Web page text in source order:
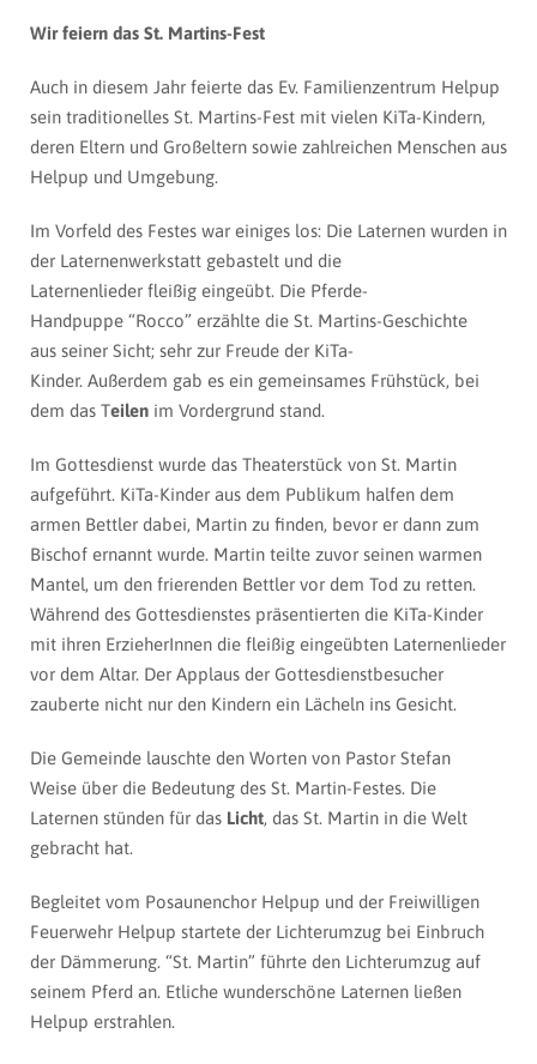
Wir feiern das St. Martins-Fest
Auch in diesem Jahr feierte das Ev. Familienzentrum Helpup
sein traditionelles St. Martins-Fest mit vielen KiTa-Kindern,
deren Eltern und Großeltern sowie zahlreichen Menschen aus
Helpup und Umgebung.
Im Vorfeld des Festes war einiges los: Die Laternen wurden in
der Laternenwerkstatt gebastelt und die
Laternenlieder fleißig eingeübt. Die Pferde-
Handpuppe “Rocco” erzählte die St. Martins-Geschichte
aus seiner Sicht; sehr zur Freude der KiTa-
Kinder. Außerdem gab es ein gemeinsames Frühstück, bei
dem das Teilen im Vordergrund stand.
Im Gottesdienst wurde das Theaterstück von St. Martin
aufgeführt. KiTa-Kinder aus dem Publikum halfen dem
armen Bettler dabei, Martin zu finden, bevor er dann zum
Bischof ernannt wurde. Martin teilte zuvor seinen warmen
Mantel, um den frierenden Bettler vor dem Tod zu retten.
Während des Gottesdienstes präsentierten die KiTa-Kinder
mit ihren ErzieherInnen die fleißig eingeübten Laternenlieder
vor dem Altar. Der Applaus der Gottesdienstbesucher
zauberte nicht nur den Kindern ein Lächeln ins Gesicht.
Die Gemeinde lauschte den Worten von Pastor Stefan
Weise über die Bedeutung des St. Martin-Festes. Die
Laternen stünden für das Licht, das St. Martin in die Welt
gebracht hat.
Begleitet vom Posaunenchor Helpup und der Freiwilligen
Feuerwehr Helpup startete der Lichterumzug bei Einbruch
der Dämmerung. “St. Martin” führte den Lichterumzug auf
seinem Pferd an. Etliche wunderschöne Laternen ließen
Helpup erstrahlen.